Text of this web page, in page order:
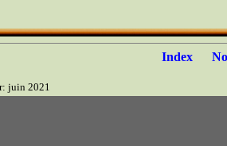
Index
juin 2021